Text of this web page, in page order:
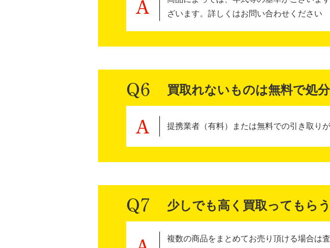
ざいます。詳しくはお問い合わせください
買取れないものは無料で処
提携業者（有料）または無料での引き取り
少しでも高く買取ってもら
複数の商品をまとめてお売り頂ける場合は